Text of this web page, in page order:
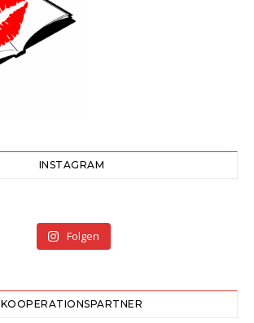
INSTAGRAM
Folgen
KOOPERATIONSPARTNER